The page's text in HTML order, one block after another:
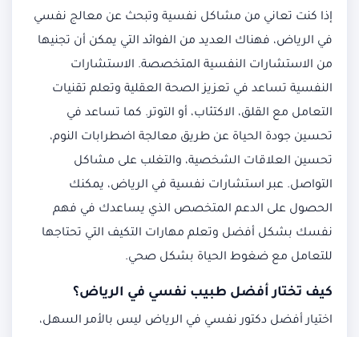
إذا كنت تعاني من مشاكل نفسية وتبحث عن معالج نفسي
في الرياض، فهناك العديد من الفوائد التي يمكن أن تجنيها
من الاستشارات النفسية المتخصصة. الاستشارات
النفسية تساعد في تعزيز الصحة العقلية وتعلم تقنيات
التعامل مع القلق، الاكتئاب، أو التوتر. كما تساعد في
تحسين جودة الحياة عن طريق معالجة اضطرابات النوم،
تحسين العلاقات الشخصية، والتغلب على مشاكل
التواصل. عبر استشارات نفسية في الرياض، يمكنك
الحصول على الدعم المتخصص الذي يساعدك في فهم
نفسك بشكل أفضل وتعلم مهارات التكيف التي تحتاجها
للتعامل مع ضغوط الحياة بشكل صحي.
كيف تختار أفضل طبيب نفسي في الرياض؟
اختيار أفضل دكتور نفسي في الرياض ليس بالأمر السهل،